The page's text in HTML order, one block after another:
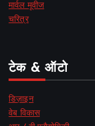
मार्वल मूवीज
चरित्र
टेक & ऑटो
डिज़ाइन
वेब विकास